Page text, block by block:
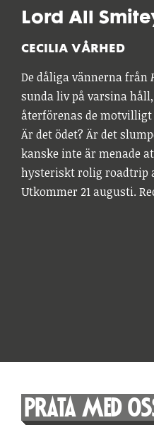
Lord All
CECILIA VÅRHED
De dåliga vännerna från
sunda liv på varsina
återförenas de motvilligt
Är det ödet? Är det
kanske inte är menade
hysteriskt rolig roadtrip
Utkommer 21 augusti.
PRATA MED